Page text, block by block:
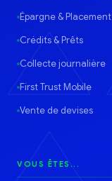
Épargne & Placement
Crédits & Prêts
Collecte journalière
First Trust Mobile
Vente de devises
VOUS ÊTES...